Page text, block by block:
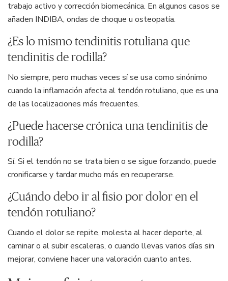
trabajo activo y corrección biomecánica. En algunos casos se
añaden INDIBA, ondas de choque u osteopatía.
¿Es lo mismo tendinitis rotuliana que
tendinitis de rodilla?
No siempre, pero muchas veces sí se usa como sinónimo
cuando la inflamación afecta al tendón rotuliano, que es una
de las localizaciones más frecuentes.
¿Puede hacerse crónica una tendinitis de
rodilla?
Sí. Si el tendón no se trata bien o se sigue forzando, puede
cronificarse y tardar mucho más en recuperarse.
¿Cuándo debo ir al fisio por dolor en el
tendón rotuliano?
Cuando el dolor se repite, molesta al hacer deporte, al
caminar o al subir escaleras, o cuando llevas varios días sin
mejorar, conviene hacer una valoración cuanto antes.